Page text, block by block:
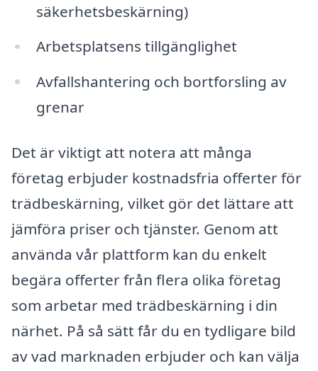
säkerhetsbeskärning)
Arbetsplatsens tillgänglighet
Avfallshantering och bortforsling av
grenar
Det är viktigt att notera att många
företag erbjuder kostnadsfria offerter för
trädbeskärning, vilket gör det lättare att
jämföra priser och tjänster. Genom att
använda vår plattform kan du enkelt
begära offerter från flera olika företag
som arbetar med trädbeskärning i din
närhet. På så sätt får du en tydligare bild
av vad marknaden erbjuder och kan välja